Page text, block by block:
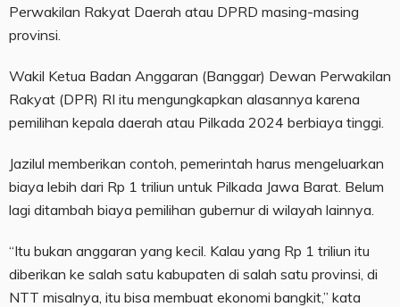
Perwakilan Rakyat Daerah atau DPRD masing-masing
provinsi.
Wakil Ketua Badan Anggaran (Banggar) Dewan Perwakilan
Rakyat (DPR) RI itu mengungkapkan alasannya karena
pemilihan kepala daerah atau Pilkada 2024 berbiaya tinggi.
Jazilul memberikan contoh, pemerintah harus mengeluarkan
biaya lebih dari Rp 1 triliun untuk Pilkada Jawa Barat. Belum
lagi ditambah biaya pemilihan gubernur di wilayah lainnya.
“Itu bukan anggaran yang kecil. Kalau yang Rp 1 triliun itu
diberikan ke salah satu kabupaten di salah satu provinsi, di
NTT misalnya, itu bisa membuat ekonomi bangkit,” kata